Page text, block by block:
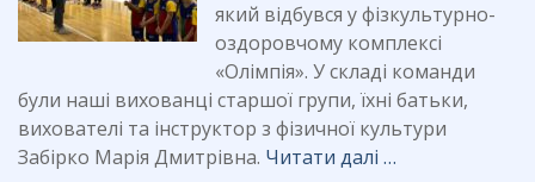
який відбувся у фізкультурно-
оздоровчому комплексі
«Олімпія». У складі команди
були наші вихованці старшої групи, їхні батьки,
вихователі та інструктор з фізичної культури
Забірко Марія Дмитрівна. Читати далі …